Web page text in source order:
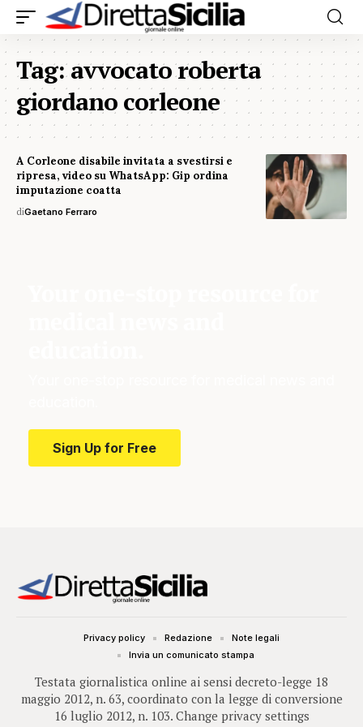
Tag:avvocato roberta
giordano corleone
A Corleone disabile invitata a svestirsi e
ripresa, video su WhatsApp: Gip ordina
imputazione coatta
diGaetano Ferraro
Sign Up for Free
Testata giornalistica online ai sensi decreto-legge 18
maggio 2012, n. 63, coordinato con la legge di conversione
16 luglio 2012, n. 103. Change privacy settings
Privacy policy Redazione
Note legali
Invia un comunicato stampa